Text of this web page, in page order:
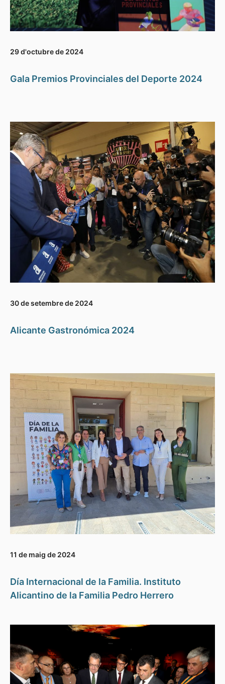
29 d'octubre de 2024
Gala Premios Provinciales del Deporte 2024
30 de setembre de 2024
Alicante Gastronómica 2024
11 de maig de 2024
Día Internacional de la Familia. Instituto
Alicantino de la Familia Pedro Herrero